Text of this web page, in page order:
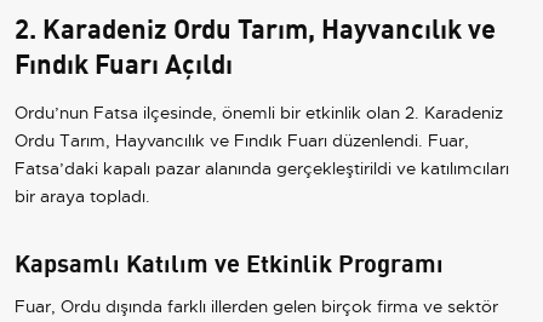
2. Karadeniz Ordu Tarım, Hayvancılık ve
Fındık Fuarı Açıldı
Ordu’nun Fatsa ilçesinde, önemli bir etkinlik olan 2. Karadeniz
Ordu Tarım, Hayvancılık ve Fındık Fuarı düzenlendi. Fuar,
Fatsa’daki kapalı pazar alanında gerçekleştirildi ve katılımcıları
bir araya topladı.
Kapsamlı Katılım ve Etkinlik Programı
Fuar, Ordu dışında farklı illerden gelen birçok firma ve sektör